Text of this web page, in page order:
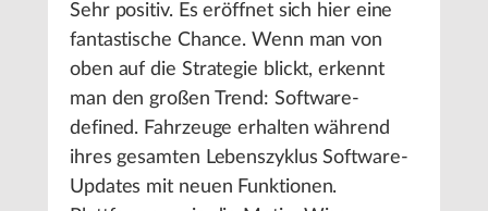
Sehr positiv. Es eröffnet sich hier eine
fantastische Chance. Wenn man von
oben auf die Strategie blickt, erkennt
man den großen Trend: Software-
defined. Fahrzeuge erhalten während
ihres gesamten Lebenszyklus Software-
Updates mit neuen Funktionen.